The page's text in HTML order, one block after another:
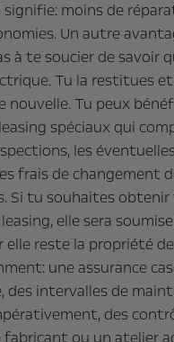
moins de
Un autre
à te soucier de savoir
Tu la restitues
nouvelle. Tu peux
spéciaux qui
les
frais de changement
Si tu souhaites
elle sera
elle reste la propriété
une assurance
des intervalles de
des
ou un atelier